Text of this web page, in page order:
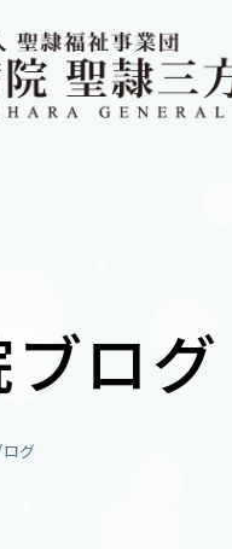
ログ
グ